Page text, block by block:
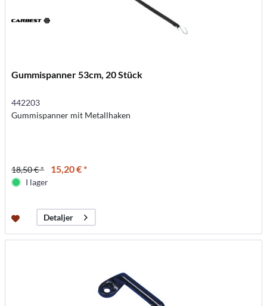
Gummispanner 53cm, 20 Stück
442203
Gummispanner mit Metallhaken
18,50 € * 15,20 € *
I lager
Detaljer